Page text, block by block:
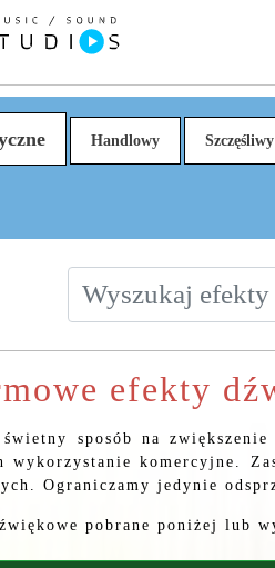
Handlowy Szczęśliwy
efekty
sposób na
komercyjne.
Ograniczamy jedynie
pobrane poniżej lub